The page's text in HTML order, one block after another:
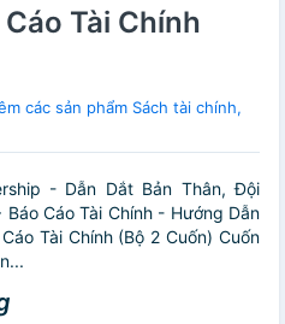
Tài Chính
các sản phẩm Sách tài chính,
- Dẫn Dắt Bản Thân, Đội
Cáo Tài Chính - Hướng Dẫn
Tài Chính (Bộ 2 Cuốn) Cuốn